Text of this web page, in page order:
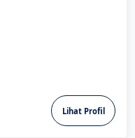
Lihat Profil